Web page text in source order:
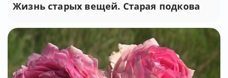
Жизнь старых вещей. Старая подкова